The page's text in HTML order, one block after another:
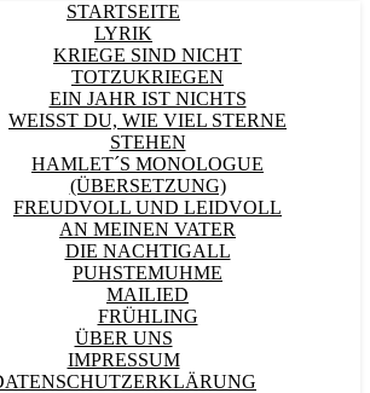
STARTSEITE
LYRIK
KRIEGE SIND NICHT
TOTZUKRIEGEN
EIN JAHR IST NICHTS
WEISST DU, WIE VIEL STERNE S
TEHEN
HAMLET´S MONOLOGUE
(ÜBERSETZUNG)
FREUDVOLL UND LEIDVOLL
AN MEINEN VATER
DIE NACHTIGALL
PUHSTEMUHME
MAILIED
FRÜHLING
ÜBER UNS
IMPRESSUM